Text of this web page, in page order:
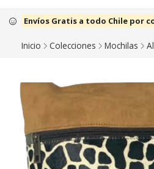
Envíos Gratis a todo Chile por
Inicio Colecciones Mochilas